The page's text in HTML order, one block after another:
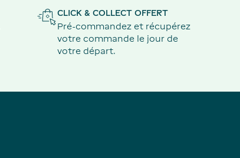
CLICK & COLLECT OFFERT
Pré-commandez et récupérez
votre commande le jour de
votre départ.